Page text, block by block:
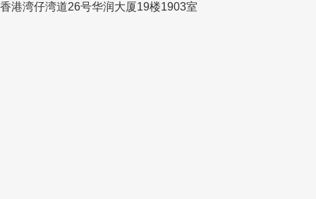
香港湾仔湾道26号华润大厦19楼1903室